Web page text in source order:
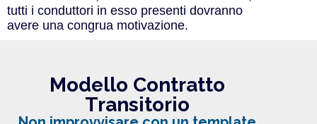
tutti i conduttori in esso presenti dovranno
avere una congrua motivazione.
Modello Contratto
Transitorio